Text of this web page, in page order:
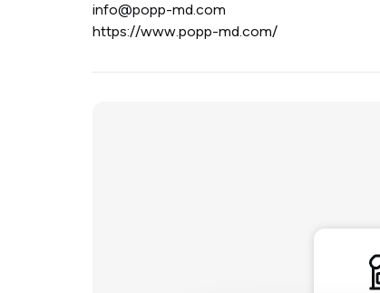
info@popp-md.com
https://www.popp-md.com/